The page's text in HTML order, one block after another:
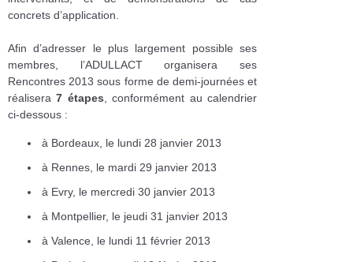
concrets d’application.
Afin d’adresser le plus largement possible ses
membres, l’ADULLACT organisera ses
Rencontres 2013 sous forme de demi-journées et
réalisera7 étapes , conformément au calendrier
ci-dessous :
à Bordeaux, le lundi 28 janvier 2013
à Rennes, le mardi 29 janvier 2013
à Evry, le mercredi 30 janvier 2013
à Montpellier, le jeudi 31 janvier 2013
à Valence, le lundi 11 février 2013